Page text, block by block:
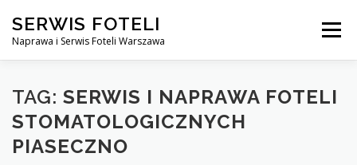
treści
SERWIS FOTELI
Naprawa i Serwis Foteli Warszawa
Menu
NAPRAWA FOTELI DENTYSTYCZNE I MEDYCZNE
CENNIK USŁUG
TAG: SERWIS I NAPRAWA FOTELI
STOMATOLOGICZNYCH
PIASECZNO